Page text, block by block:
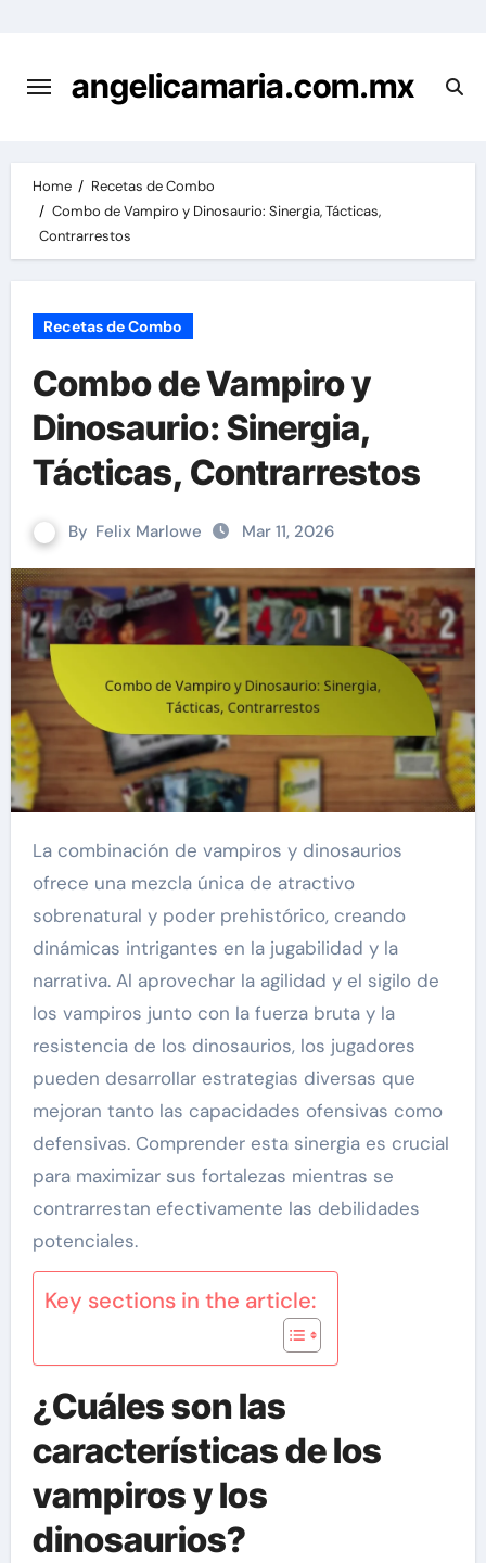
content
angelicamaria.com.mx
Home
Recetas de Combo
Combo de Vampiro y Dinosaurio: Sinergia, Tácticas,
Contrarrestos
Recetas de Combo
Combo de Vampiro y
Dinosaurio: Sinergia,
Tácticas, Contrarrestos
By Felix Marlowe Mar 11, 2026
La combinación de vampiros y dinosaurios
ofrece una mezcla única de atractivo
sobrenatural y poder prehistórico, creando
dinámicas intrigantes en la jugabilidad y la
narrativa. Al aprovechar la agilidad y el sigilo de
los vampiros junto con la fuerza bruta y la
resistencia de los dinosaurios, los jugadores
pueden desarrollar estrategias diversas que
mejoran tanto las capacidades ofensivas como
defensivas. Comprender esta sinergia es crucial
para maximizar sus fortalezas mientras se
contrarrestan efectivamente las debilidades
potenciales.
Key sections in the article:
¿Cuáles son las
características de los
vampiros y los
dinosaurios?